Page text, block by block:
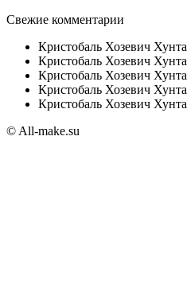
Свежие комментарии
Кристобаль Хозевич Хунта
Кристобаль Хозевич Хунта
Кристобаль Хозевич Хунта
Кристобаль Хозевич Хунта
Кристобаль Хозевич Хунта
© All-make.su